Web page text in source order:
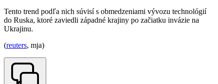
Tento trend podľa nich súvisí s obmedzeniami vývozu technológií
do Ruska, ktoré zaviedli západné krajiny po začiatku invázie na
Ukrajinu.
(reuters, mja)